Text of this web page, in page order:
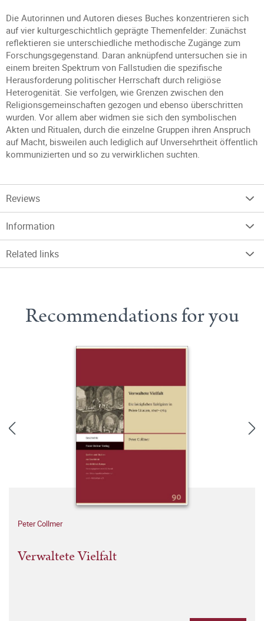
Die Autorinnen und Autoren dieses Buches konzentrieren sich
auf vier kulturgeschichtlich geprägte Themenfelder: Zunächst
reflektieren sie unterschiedliche methodische Zugänge zum
Forschungsgegenstand. Daran anknüpfend untersuchen sie in
einem breiten Spektrum von Fallstudien die spezifische
Herausforderung politischer Herrschaft durch religiöse
Heterogenität. Sie verfolgen, wie Grenzen zwischen den
Religionsgemeinschaften gezogen und ebenso überschritten
wurden. Vor allem aber widmen sie sich den symbolischen
Akten und Ritualen, durch die einzelne Gruppen ihren Anspruch
auf Macht, bisweilen auch lediglich auf Unversehrtheit öffentlich
kommunizierten und so zu verwirklichen suchten.
Reviews
Information
Related links
Recommendations for you
Peter Collmer
Verwaltete Vielfalt